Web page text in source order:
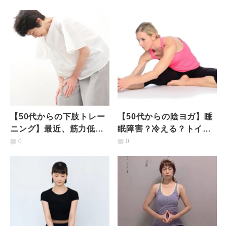
気功」
【50代からの下肢トレー
ニング】最近、筋力低下
していない？足腰を強く
0
【50代からの陰ヨガ】睡
眠障害？冷える？トイレ
が近い？「ハーフバタフ
0